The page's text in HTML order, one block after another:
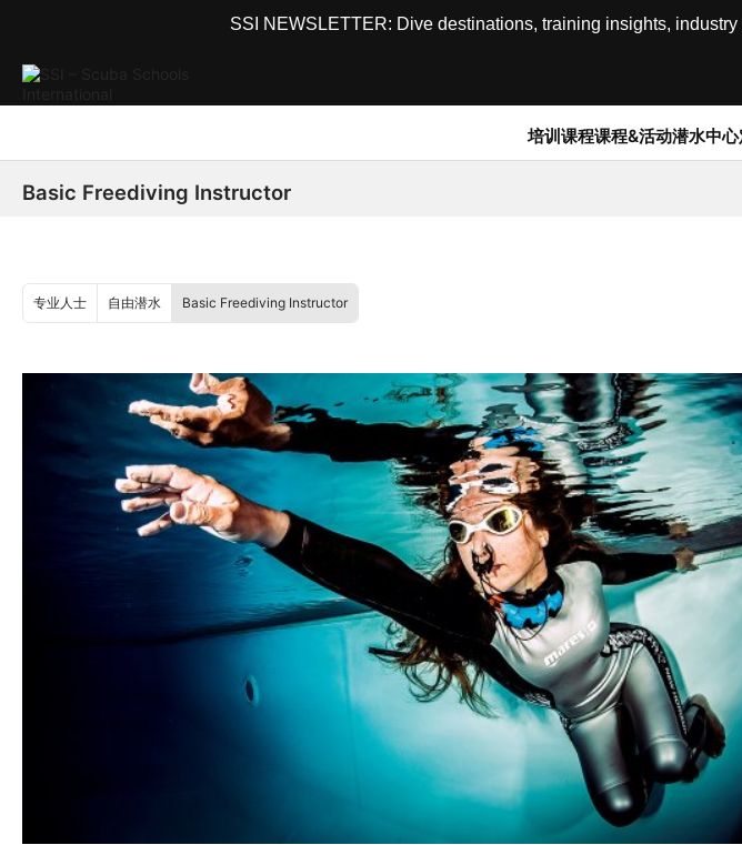
SSI NEWSLETTER: Dive destinations, training insights,
培训课程课程&活动潜水中
Basic Freediving Instructor
专业人士 自由潜水 Basic Freediving Instructor